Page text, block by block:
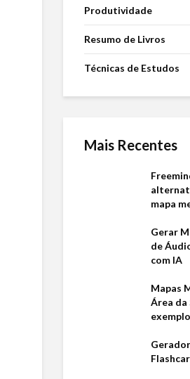
Produtividade
Resumo de Livros
Técnicas de Estudos
Mais Recentes
mapa
Gerar
de
com IA
Mapas
Área da